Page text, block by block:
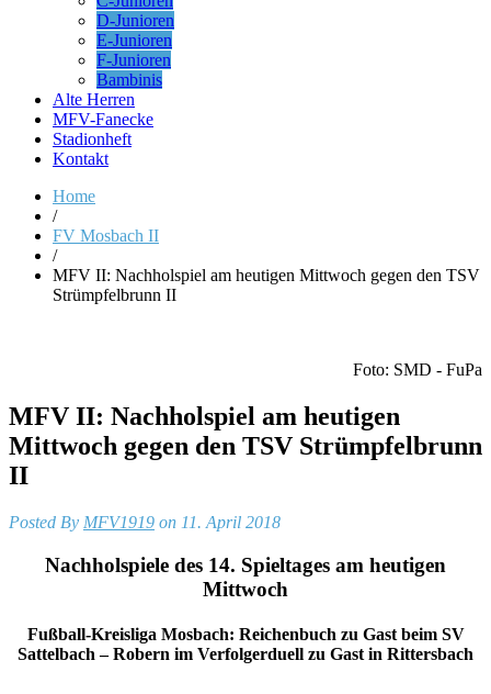
D-Junioren
E-Junioren
F-Junioren
Bambinis
Alte Herren
MFV-Fanecke
Stadionheft
Kontakt
Home
/
FV Mosbach II
/
MFV II: Nachholspiel am heutigen Mittwoch gegen den TSV
Strümpfelbrunn II
Foto: SMD - FuPa
MFV II: Nachholspiel am heutigen
Mittwoch gegen den TSV Strümpfelbrunn
II
Posted By MFV1919 on 11. April 2018
Nachholspiele des 14. Spieltages am heutigen
Mittwoch
Fußball-Kreisliga Mosbach: Reichenbuch zu Gast beim SV
Sattelbach – Robern im Verfolgerduell zu Gast in Rittersbach